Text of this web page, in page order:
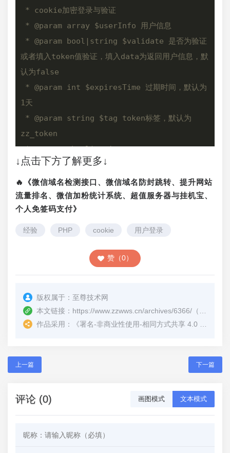
* @param array $userInfo 用户信息
* @param bool|string $validate 是否为验证
或者填入token值验证，填入data为返回用户信息，默
认为false
* @param int $expiresTime 过期时间，默认为
1天
* @param string $tag token标签，默认为
zz_token
* @return bool|string
*/
function zz_login
$userInfo, $validate =
false, $expiresTime = 1
, $tag =
'zz_token'
{
    $host = $_SERVER[
'HTTP_HOST'
    }
(!$validate) {
* 24
aes_encrypt(json_encode([
'userInfo' =>
md5(json_encode($userInfo) . $host .
↓点击下方了解更多↓
🔥《微信域名检测接口、微信域名防封跳转、提升网站
流量排名、微信加粉统计系统、超值服务器与挂机宝、
个人免签码支付》
经验 PHP cookie 用户登录
赞（0）
版权属于： 至尊技术网
本文链接： https://www.zzwws.cn/archives/6366/ （转载时请注明本文出处及文章链接）
作品采用：
《署名-非商业性使用-相同方式共享 4.0 国际 (CC BY-NC-SA 4.0)
上一篇 下一篇
评论 (0) 画图模式 文本模式